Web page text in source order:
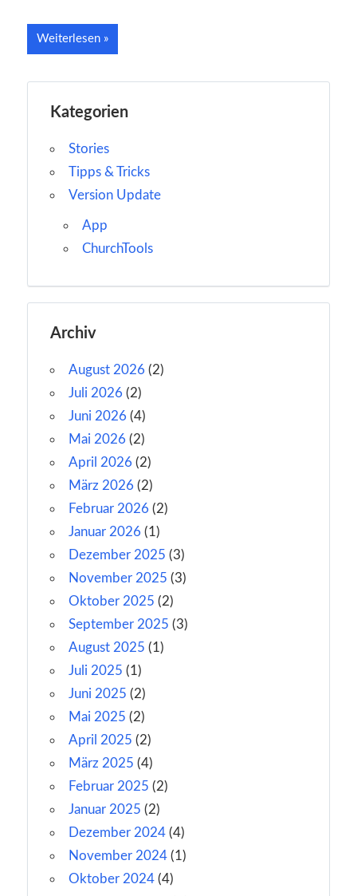
Weiterlesen
Kategorien
Stories
Tipps & Tricks
Version Update
App
ChurchTools
Archiv
August 2026 (2)
Juli 2026 (2)
Juni 2026 (4)
Mai 2026 (2)
April 2026 (2)
März 2026 (2)
Februar 2026 (2)
Januar 2026 (1)
Dezember 2025 (3)
November 2025 (3)
Oktober 2025 (2)
September 2025 (3)
August 2025 (1)
Juli 2025 (1)
Juni 2025 (2)
Mai 2025 (2)
April 2025 (2)
März 2025 (4)
Februar 2025 (2)
Januar 2025 (2)
Dezember 2024 (4)
November 2024 (1)
Oktober 2024 (4)